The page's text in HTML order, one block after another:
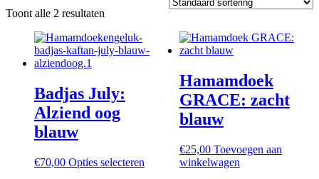
Toont alle 2 resultaten
Badjas July:
Alziend oog
blauw
€70,00 Opties selecteren
Hamamdoek
GRACE: zacht
blauw
€25,00 Toevoegen aan
winkelwagen